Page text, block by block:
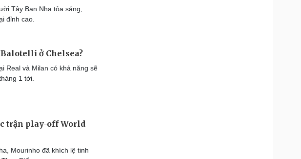
Tây Ban Nha tỏa sáng,
đỉnh cao.
ở Chelsea?
Real và Milan có khả năng sẽ
1 tới.
trận play-off World
Mourinho đã khích lệ tinh